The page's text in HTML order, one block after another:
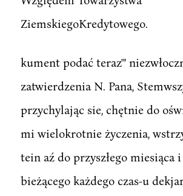
ZiemskiegoKredytowego.
kument podać teraz'"
zatwierdzenia N. Pana,
przychylając sie, chętnie do
mi wielokrotnie życzenia,
tein aź do przyszłego miesiąca
bieżącego każdego czas-u